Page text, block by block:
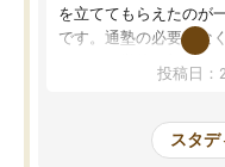
を立ててもらえたのが
です。通塾の必要がな
たです。コーチが現役
安も気軽に話せました
についたと感じていま
投稿日：
スタデ